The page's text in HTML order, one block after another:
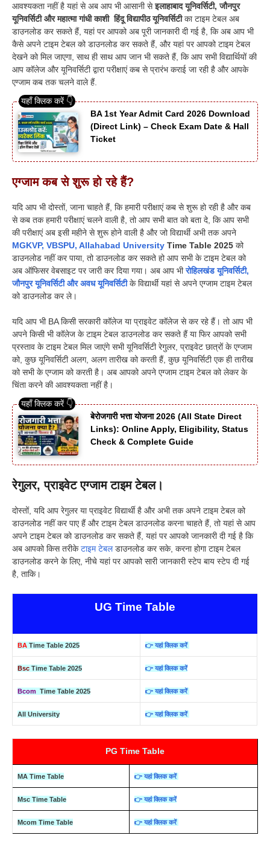
आवश्यकता नहीं है यहां से अब आप भी आसानी सेइलाहाबाद यूनिवर्सिटी, जौनपुर
यूनिवर्सिटी और महात्मा गांधी काशी हिंदू विद्यापीठ यूनिवर्सिटीका टाइम टेबल अब
डाउनलोड कर सकते हैं, यहां पर आपको अब पूरी जानकारी दी गई है, कि अब आप भी
कैसे अपने टाइम टेबल को डाउनलोड कर सकते हैं, और यहां पर आपको टाइम टेबल
देखने को मिल जाएगा, साथ ही साथ आप जान भी सकते हैं, कि आप सभी विद्यार्थियों की
आप कॉलेज और यूनिवर्सिटी द्वारा परीक्षाएं कब से प्रारंभ कराई जा रही है और आपके
एग्जाम कब तक चलने वाले हैं.
BA 1st Year Admit Card 2026 Download
(Direct Link) – Check Exam Date & Hall
Ticket
एग्जाम कब से शुरू हो रहे हैं?
यदि आप भी दोस्तों, जाना चाहते हैं, कि हमारी परीक्षाएं कब से शुरू हो रही है और कब
से कब तक हमारी परीक्षाएं चलने वाली है, तो आप सभी बात को बता दे, कि आप सभी
की परीक्षाएं अब इसी महीने से शुरू होने वाली है और जो विद्यार्थी अभी तक अपने
MGKVP, VBSPU, Allahabad University Time Table 2025 को
डाउनलोड नहीं कर पाया, तो डाउनलोड कर सकते हो आप सभी के टाइम टेबल को
अब ऑफिसर वेबसाइट पर जारी कर दिया गया। अब आप भीरोहिलखंड यूनिवर्सिटी,
जौनपुर यूनिवर्सिटी और अवध यूनिवर्सिटीके विद्यार्थी यहां से अपने एग्जाम टाइम टेबल
को डाउनलोड कर ले।
यदि आप भी BA किसी सरकारी कॉलेज या प्राइवेट कॉलेज से कर रहे हैं। तो आप भी
अपने किसी भी कॉलेज के टाइम टेबल डाउनलोड कर सकते हैं या फिर आपको सभी
प्रस्ताव के टाइम टेबल मिल जाएंगे सभी यूनिवर्सिटी रेगुलर, प्राइवेट छात्रों के एग्जाम
को, कुछ यूनिवर्सिटी अलग, अलग तारीख को करती हैं, कुछ यूनिवर्सिटी एक ही तारीख
को सभी के एग्जाम को करती है। अब आपको अपने एग्जाम टाइम टेबल को लेकर के
चिंता करने की आवश्यकता नहीं है ।
बेरोजगारी भत्ता योजना 2026 (All State Direct
Links): Online Apply, Eligibility, Status
Check & Complete Guide
रेगुलर, प्राइवेट एग्जाम टाइम टेबल।
दोस्तों, यदि आप रेगुलर या प्राइवेट विद्यार्थी है और अभी तक अपने टाइम टेबल को
डाउनलोड नहीं कर पाए हैं और टाइम टेबल डाउनलोड करना चाहते हैं, तो यहां से आप
अपने टाइम टेबल को डाउनलोड कर सकते हैं, यहां पर आपको जानकारी दी गई है कि
अब आपको किस तरीकेटाइम टेबलडाउनलोड कर सके, करना होगा टाइम टेबल
डाउनलोड करने के लिए, नीचे यहां पर आपको सारी जानकारी स्टेप बाय स्टेप दी गई
है, ताकि।
UG Time Table
BA Time Table 2025 👉 यहां क्लिक करें
Bsc Time Table 2025 👉 यहां क्लिक करें
Bcom Time Table 2025 👉 यहां क्लिक करें
All University 👉 यहां क्लिक करें
PG Time Table
MA Time Table 👉 यहां क्लिक करें
Msc Time Table 👉 यहां क्लिक करें
Mcom Time Table 👉 यहां क्लिक करें